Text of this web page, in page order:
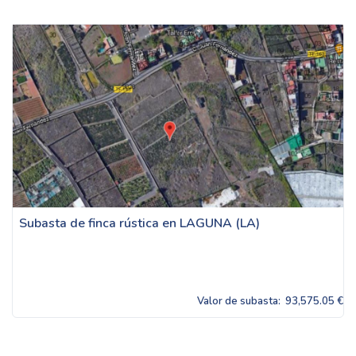
Subasta de finca rústica en LAGUNA (LA)
Valor de subasta: 93,575.05 €